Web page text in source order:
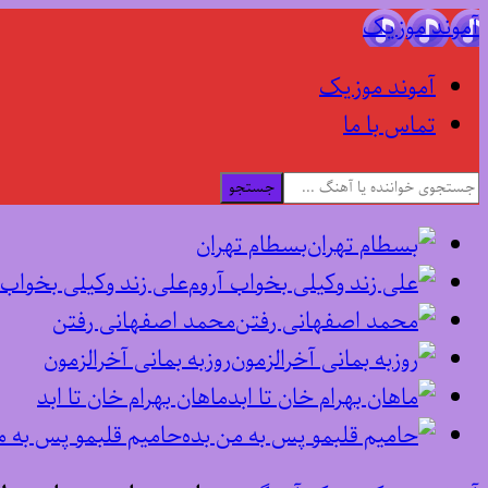
آموند موزیک
آموند موزیک
تماس با ما
جستجو
بسطام تهران
علی زند وکیلی
محمد اصفهانی رفتن
روزبه بمانی آخرالزمون
ماهان بهرام خان تا ابد
حامیم قلبمو پس به